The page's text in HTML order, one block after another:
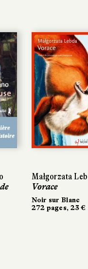
Małgorzata
Vorace
Noir sur Blanc
272 pages, 23 €